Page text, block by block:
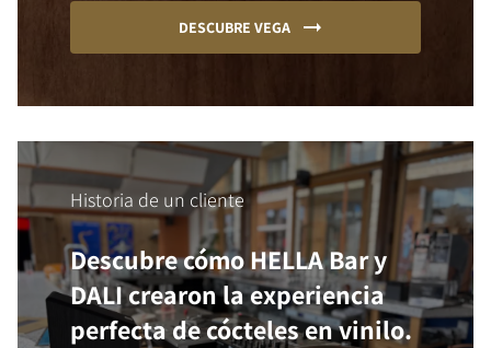
DESCUBRE VEGA
Historia de un cliente
Descubre cómo HELLA Bar y
DALI crearon la experiencia
perfecta de cócteles en vinilo.